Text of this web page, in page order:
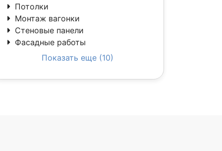
Потолки
Монтаж вагонки
Стеновые панели
Фасадные работы
Показать еще (10)